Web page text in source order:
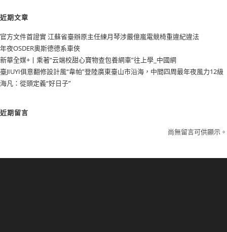
近期文章
官方文件首證實 江蘇省臺辦原主任練月琴涉嚴億嵐電競椅重違紀違法
年夜OSDER奧斯德德系車俠
新華全媒+丨乘著“云端校甜心寶物查包養網車”往上學_中國網
臺JIUYI俱意翻修設計風“韋帕”登陸廣東臺山市沿海，中間四周最年夜風力12級
海凡：從頭定義“好日子”
近期留言
尚無留言可供顯示。